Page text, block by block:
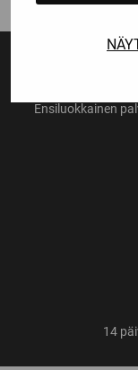
Ensiluokkainen
14